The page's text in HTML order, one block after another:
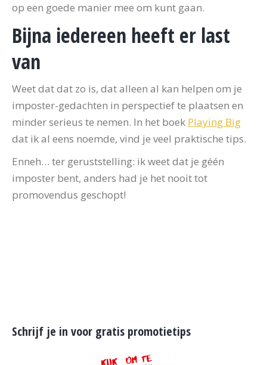
op een goede manier mee om kunt gaan.
Bijna iedereen heeft er last
van
Weet dat dat zo is, dat alleen al kan helpen om je
imposter-gedachten in perspectief te plaatsen en
minder serieus te nemen. In het boek Playing Big
dat ik al eens noemde, vind je veel praktische tips.
Enneh… ter geruststelling: ik weet dat je géén
imposter bent, anders had je het nooit tot
promovendus geschopt!
Schrijf je in voor gratis promotietips